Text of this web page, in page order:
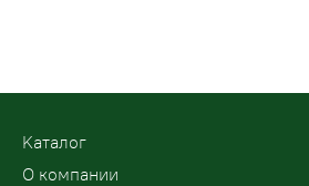
Kаталог
О компании